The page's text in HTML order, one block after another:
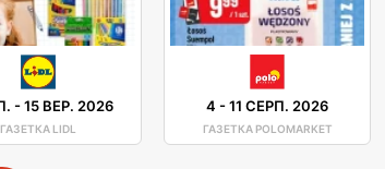
-15 ВЕР. 2026
ГАЗЕТКА LIDL
4 -11 СЕРП. 2026
ГАЗЕТКА POLOMARKET